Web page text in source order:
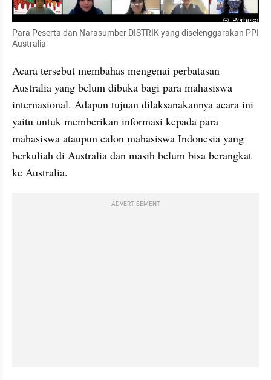
Perbesar
Para Peserta dan Narasumber DISTRIK yang diselenggarakan PPI
Australia
Acara tersebut membahas mengenai perbatasan
Australia yang belum dibuka bagi para mahasiswa
internasional. Adapun tujuan dilaksanakannya acara ini
yaitu untuk memberikan informasi kepada para
mahasiswa ataupun calon mahasiswa Indonesia yang
berkuliah di Australia dan masih belum bisa berangkat
ke Australia.
ADVERTISEMENT